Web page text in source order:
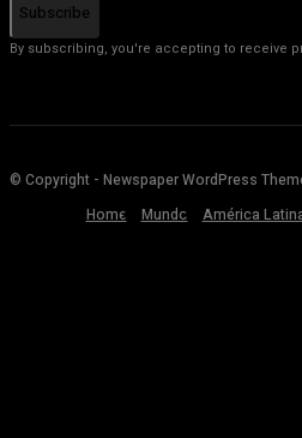
Subscribe
By subscribing, you're accepting to receive
© Copyright - Newspaper WordPress
Home
Mundo América